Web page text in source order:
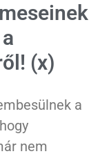
(x)
a
nem